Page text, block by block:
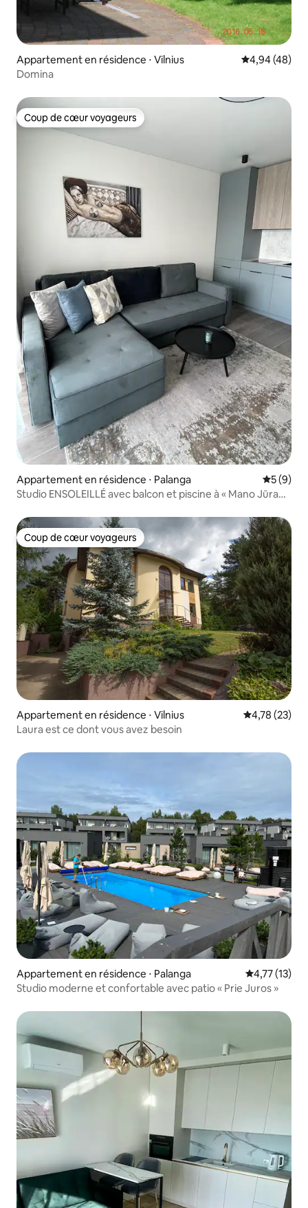
Appartement en résidence ⋅ Vilnius Évaluation
4,94 (48)
Domina
Coup de cœur voyageurs
Coup de cœur voyageurs
Appartement en résidence ⋅ Palanga
5 (9)
Studio ENSOLEILLÉ avec balcon et piscine à « Mano Jūra
Coup de cœur voyageurs
Coup de cœur voyageurs
Appartement en résidence ⋅ Vilnius Évaluation
4,78 (23)
Laura est ce dont vous avez besoin
Appartement en résidence ⋅ Palanga Évaluation
4,77 (13)
Studio moderne et confortable avec patio « Prie Juros »